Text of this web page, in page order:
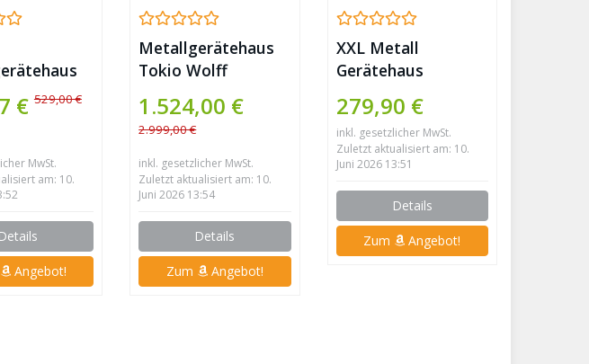
Pultdach
€529,00 €
MwSt.
am: 10.
Details
Angebot!
Metallgerätehaus
Tokio Wolff
cremeweiß mit
Anbau ohne Regale
und Boden
1.524,00 €
2.999,00 €
inkl. gesetzlicher MwSt.
Zuletzt aktualisiert am: 10.
Juni 2026 13:54
Details
Zum Angebot!
XXL Metall
Gerätehaus
Satteldach (Grau)
279,90 €
inkl. gesetzlicher MwSt.
Zuletzt aktualisiert am: 10.
Juni 2026 13:51
Details
Zum Angebot!